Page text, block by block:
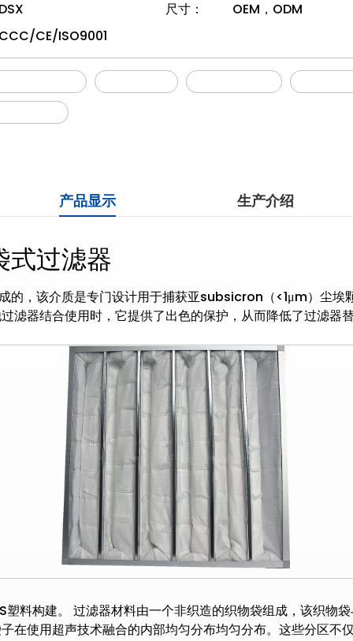
尺寸：
OEM，ODM
CE/ISO9001
产品显示 生产介绍
式过滤器
的，该介质是专门设计用于捕获亚subsicron（<1μm）尘埃
滤器结合使用时，它提供了出色的保护，从而降低了过滤器
料构建。 过滤器材料由一个非织造的织物袋组成，该织物
在使用超声技术融合的内部均匀分布均匀分布。这些分区不